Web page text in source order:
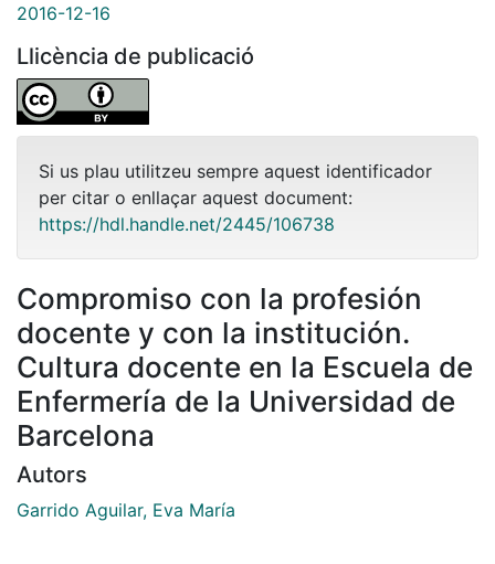
2016-12-16
Llicència de publicació
Si us plau utilitzeu sempre aquest identificador
per citar o enllaçar aquest document:
https://hdl.handle.net/2445/106738
Compromiso con la profesión
docente y con la institución.
Cultura docente en la Escuela de
Enfermería de la Universidad de
Barcelona
Autors
Garrido Aguilar, Eva María